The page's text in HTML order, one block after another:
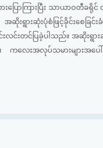
ြောကြားပြီး သာယာဝတီခ
းရွားဆုံးပုံစံဖြင့်ခိုင်းစေခြ
င်းတင်ပြခဲ့ပါသည်။ အဆိုးရွား
ကလေးအလုပ်သမားများအပေ